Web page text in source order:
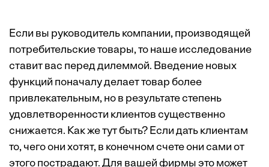
Если вы руководитель компании, производящей
потребительские товары, то наше исследование
ставит вас перед дилеммой. Введение новых
функций поначалу делает товар более
привлекательным, но в результате степень
удовлетворенности клиентов существенно
снижается. Как же тут быть? Если дать клиентам
то, чего они хотят, в конечном счете они сами от
этого пострадают. Для вашей фирмы это может